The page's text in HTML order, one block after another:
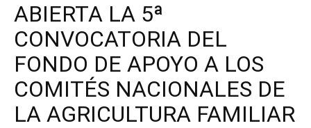
ABIERTA LA 5ª
CONVOCATORIA DEL
FONDO DE APOYO A LOS
COMITÉS NACIONALES DE
LA AGRICULTURA FAMILIAR